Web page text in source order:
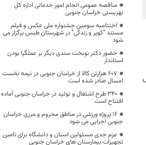
مناقصه عمومی انجام امور خدماتی اداره کل
بهزیستی خراسان جنوبی
اختتامیه سومین جشنواره ملی عکس و فیلم
مستند “کویر و زندگی” در شهرستان طبس برگزار می
شود
حضور دکتر نوبخت سندی دیگر بر عملگرا بودن
استاندار
۶۰۷ هزارتن کالا از خراسان جنوبی در نیمه نخست
امسال صادر شده است
۳۴۰ طرح اشتغال و تولید در خراسان جنوبی آماده
افتتاح است
۱۶ پروژه ورزشی در مناطق محروم و مرزی خراسان
جنوبی اجرایی می شود
عزم جدی مسئولین استان و دانشگاه برای تامین
تجهیزات بیمارستان های خراسان جنوبی